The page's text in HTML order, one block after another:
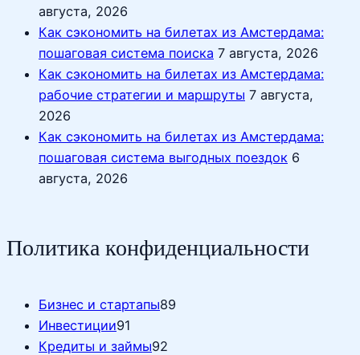
августа, 2026
Как сэкономить на билетах из Амстердама:
пошаговая система поиска 7 августа, 2026
Как сэкономить на билетах из Амстердама:
рабочие стратегии и маршруты 7 августа,
2026
Как сэкономить на билетах из Амстердама:
пошаговая система выгодных поездок 6
августа, 2026
Политика конфиденциальности
Бизнес и стартапы89
Инвестиции91
Кредиты и займы92